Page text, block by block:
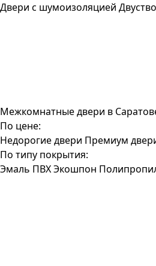
Двери с шумоизоляцией
Межкомнатные двери в
По цене:
Недорогие двери Премиум
По типу покрытия:
Эмаль ПВХЭкошпон